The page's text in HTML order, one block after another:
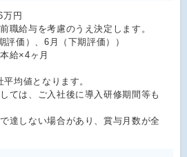
万円
職給与を考慮のうえ決定します。
価）、6月（下期評価））
×4ヶ月
均値となります。
ては、ご入社後に導入研修期間等も
達しない場合があり、賞与月数が全